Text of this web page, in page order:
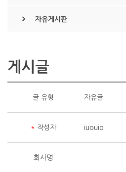
자유게시판
게시글
글 유형 자유글
* 작성자 iuouio
회사명